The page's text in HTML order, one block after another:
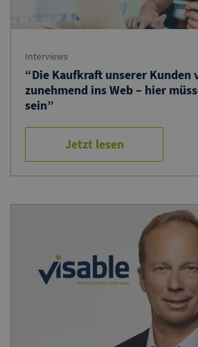
Interviews
“Die Kaufkraft unserer Kunden
zunehmend ins Web – hier
sein”
Jetzt lesen